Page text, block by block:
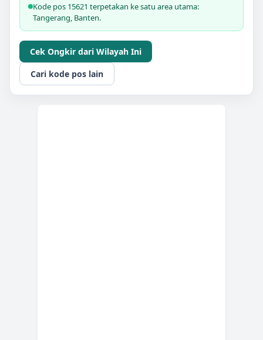
Kode pos 15621 terpetakan ke satu area utama:
Tangerang, Banten.
Cek Ongkir dari Wilayah Ini
Cari kode pos lain